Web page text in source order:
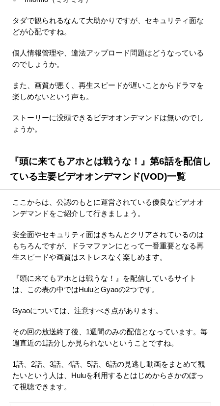
タダで観られるなんて大助かりですが、セキュリティ面な
どが心配ですね。
個人情報管理や、違法アップロード問題はどうなっている
のでしょうか。
また、画質が悪く、再生スピードが遅いことからドラマを
楽しめないという声も。
ストーリーに没頭できるビデオオンデマンドは無いのでし
ょうか。
『頭に来てもアホとは戦うな！』第6話を配信し
ている主要ビデオオンデマンド(VOD)一覧
ここからは、公認のもとに運営されている優良なビデオオ
ンデマンドをご紹介して行きましょう。
安全面やセキュリティ面はきちんとクリアされているのは
もちろんですが、ドラマファンにとって一番重要となる再
生スピードや画質はストレスなく楽しめます。
『頭に来てもアホとは戦うな！』を配信しているサイト
は、この表の中ではHuluとGyaoの2つです。
Gyaoについては、注意すべき点があります。
その回の放送終了後、1週間のみの配信となっています。毎
週直近の1話分しか見られないということですね。
1話、2話、3話、4話、5話、6話の見逃し動画をまとめて観
たいという人は、Huluを利用するとはじめからさかのぼっ
て視聴できます。